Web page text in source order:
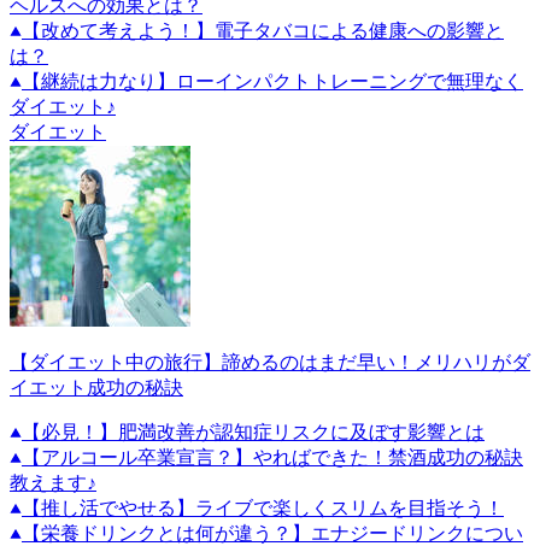
ヘルスへの効果とは？
【改めて考えよう！】電子タバコによる健康への影響と
は？
【継続は力なり】ローインパクトトレーニングで無理なく
ダイエット♪
ダイエット
【ダイエット中の旅行】諦めるのはまだ早い！メリハリがダ
イエット成功の秘訣
【必見！】肥満改善が認知症リスクに及ぼす影響とは
【アルコール卒業宣言？】やればできた！禁酒成功の秘訣
教えます♪
【推し活でやせる】ライブで楽しくスリムを目指そう！
【栄養ドリンクとは何が違う？】エナジードリンクについ